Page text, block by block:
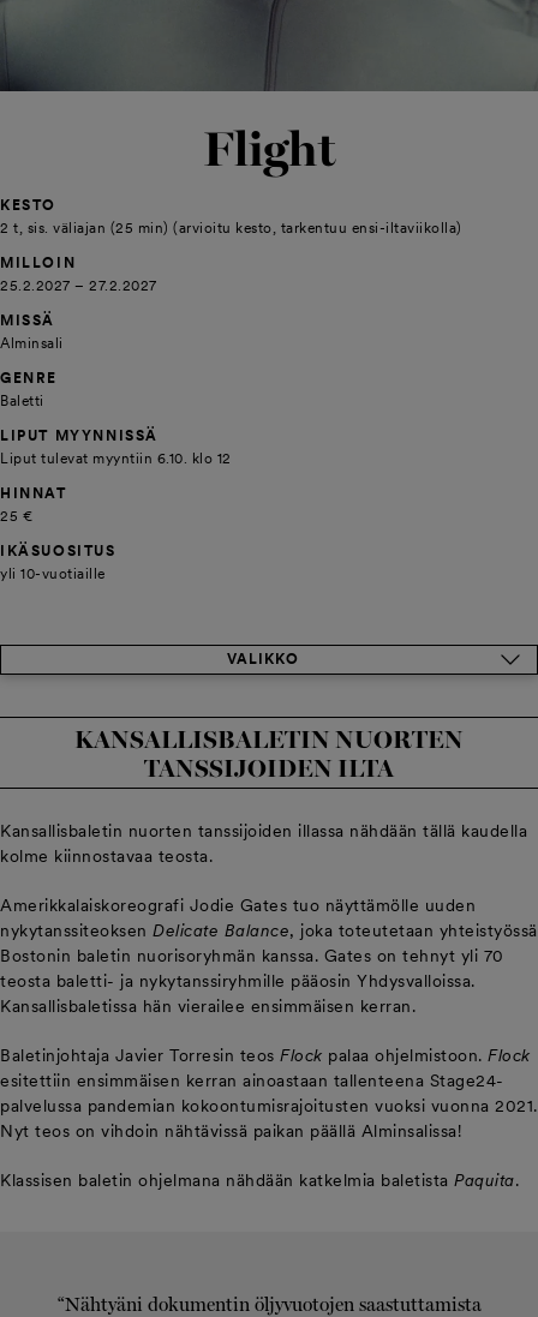
Flight
KESTO
2 t, sis. väliajan (25 min) (arvioitu kesto, tarkentuu ensi-iltaviikolla)
MILLOIN
25.2.2027 – 27.2.2027
MISSÄ
Alminsali
GENRE
Baletti
LIPUT MYYNNISSÄ
Liput tulevat myyntiin 6.10. klo 12
HINNAT
25 €
IKÄSUOSITUS
yli 10-vuotiaille
VALIKKO
KANSALLISBALETIN NUORTEN
TANSSIJOIDEN ILTA
Kansallisbaletin nuorten tanssijoiden illassa nähdään tällä kaudella
kolme kiinnostavaa teosta.
Amerikkalaiskoreografi Jodie Gates tuo näyttämölle uuden
nykytanssiteoksen Delicate Balance, joka toteutetaan yhteistyössä
Bostonin baletin nuorisoryhmän kanssa. Gates on tehnyt yli 70
teosta baletti- ja nykytanssiryhmille pääosin Yhdysvalloissa.
Kansallisbaletissa hän vierailee ensimmäisen kerran.
Baletinjohtaja Javier Torresin teos Flock palaa ohjelmistoon. Flock
esitettiin ensimmäisen kerran ainoastaan tallenteena Stage24-
palvelussa pandemian kokoontumisrajoitusten vuoksi vuonna 2021.
Nyt teos on vihdoin nähtävissä paikan päällä Alminsalissa!
Klassisen baletin ohjelmana nähdään katkelmia baletista Paquita.
“Nähtyäni dokumentin öljyvuotojen saastuttamista